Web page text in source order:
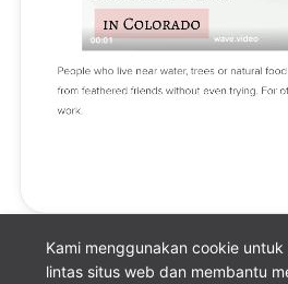
Kami menggunakan cookie untuk
lintas situs web dan membantu